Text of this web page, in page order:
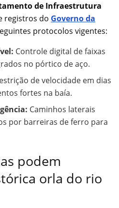
de Infraestrutura
registros do Governo da
protocolos vigentes:
Controle digital de faixas
no pórtico de aço.
de velocidade em dias
fortes na baía.
Caminhos laterais
por barreiras de ferro para
podem
orla do rio